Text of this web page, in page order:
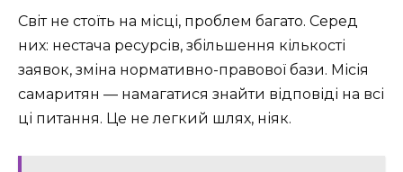
Світ не стоїть на місці, проблем багато. Серед
них: нестача ресурсів, збільшення кількості
заявок, зміна нормативно-правової бази. Місія
самаритян — намагатися знайти відповіді на всі
ці питання. Це не легкий шлях, ніяк.